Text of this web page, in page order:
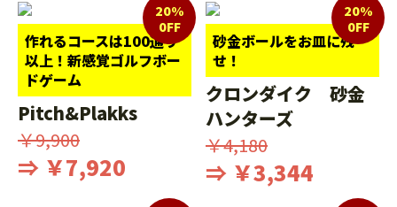
作れるコースは100通り
以上！新感覚ゴルフボー
ドゲーム
20%
0FF
Pitch&Plakks
￥9,900
⇒ ￥7,920
砂金ボールをお皿に残
せ！
20%
0FF
クロンダイク 砂金
ハンターズ
￥4,180
⇒ ￥3,344